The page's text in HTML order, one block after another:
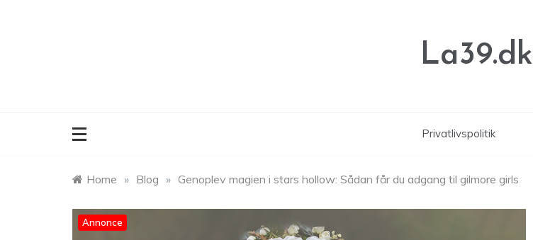
La39.dk
Privatlivspolitik
Home » Blog » Genoplev magien i stars hollow: Sådan får du adgang til gilmore girls
Annonce